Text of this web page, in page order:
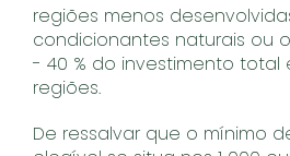
regiões menos
condicionantes naturais ou
- 40 % do investimento total
regiões.
De ressalvar que o mínimo